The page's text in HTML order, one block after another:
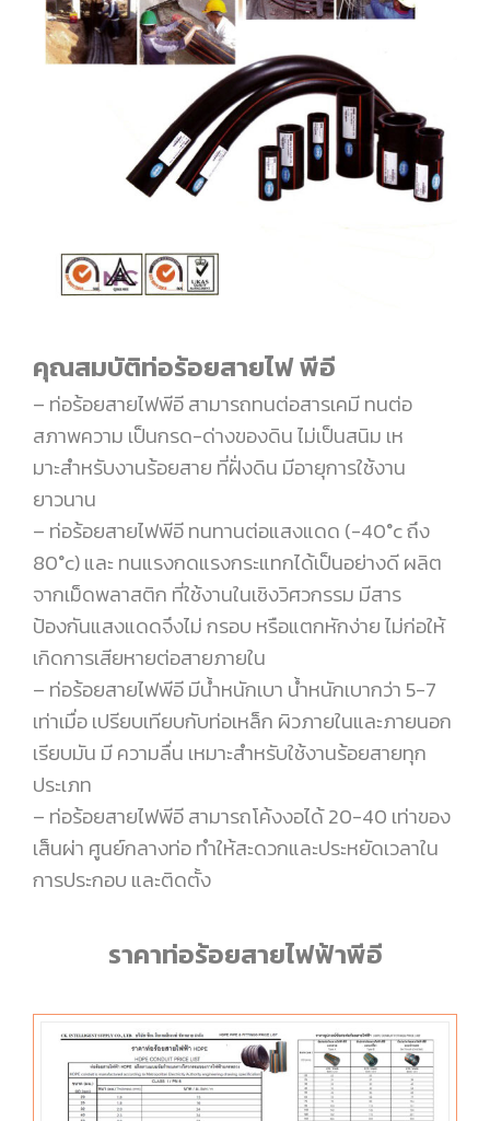
คุณสมบัติท่อร้อยสายไฟ พีอี
– ท่อร้อยสายไฟพีอี สามารถทนต่อสารเคมี ทนต่อ
สภาพความ เป็นกรด-ด่างของดิน ไม่เป็นสนิม เห
มาะสําหรับงานร้อยสาย ที่ฝั่งดิน มีอายุการใช้งาน
ยาวนาน
– ท่อร้อยสายไฟพีอี ทนทานต่อแสงแดด (-40°c ถึง
80°c) และ ทนแรงกดแรงกระแทกได้เป็นอย่างดี ผลิต
จากเม็ดพลาสติก ที่ใช้งานในเชิงวิศวกรรม มีสาร
ป้องกันแสงแดดจึงไม่ กรอบ หรือแตกหักง่าย ไม่ก่อให้
เกิดการเสียหายต่อสายภายใน
– ท่อร้อยสายไฟพีอี มีนํ้าหนักเบา นํ้าหนักเบากว่า 5-7
เท่าเมื่อ เปรียบเทียบกับท่อเหล็ก ผิวภายในและภายนอก
เรียบมัน มี ความลื่น เหมาะสําหรับใช้งานร้อยสายทุก
ประเภท
– ท่อร้อยสายไฟพีอี สามารถโค้งงอได้ 20-40 เท่าของ
เส็นผ่า ศูนย์กลางท่อ ทําให้สะดวกและประหยัดเวลาใน
การประกอบ และติดตั้ง
ราคาท่อร้อยสายไฟฟ้าพีอี